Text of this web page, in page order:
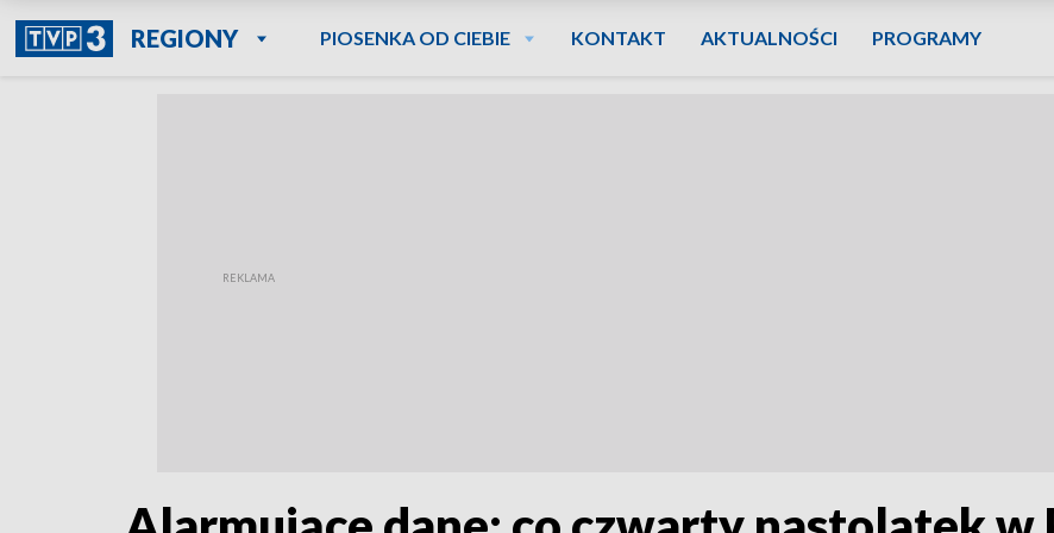
REGIONY PIOSENKA OD CIEBIE KONTAKT AKTUALNOŚCI PROGRAMY